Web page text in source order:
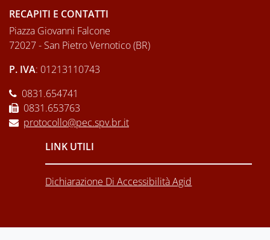
RECAPITI E CONTATTI
Piazza Giovanni Falcone
72027 - San Pietro Vernotico (BR)
P. IVA: 01213110743
0831.654741
0831.653763
protocollo@pec.spv.br.it
LINK UTILI
Dichiarazione Di Accessibilità Agid